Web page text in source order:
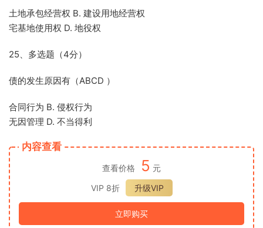
土地承包经营权 B. 建设用地经营权
宅基地使用权 D. 地役权
25、多选题（4分）
债的发生原因有（ABCD ）
合同行为 B. 侵权行为
无因管理 D. 不当得利
内容查看
查看价格 5 元
VIP 8折
升级VIP
立即购买